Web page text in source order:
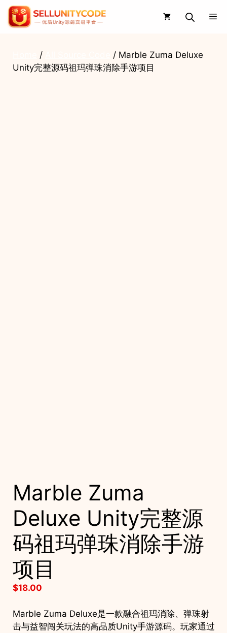
Skip
content
/
/ Marble Zuma Deluxe
Unity完整源码祖玛弹珠消除手游项目
Marble Zuma
Deluxe Unity完整源
码祖玛弹珠消除手游
项目
$18.00
Marble Zuma Deluxe是一款融合祖玛消除、弹珠射
击与益智闯关玩法的高品质Unity手游源码。玩家通过